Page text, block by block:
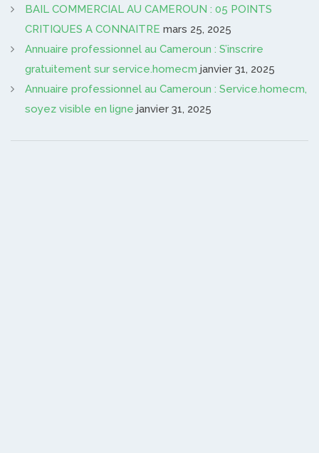
BAIL COMMERCIAL AU CAMEROUN : 05 POINTS
CRITIQUES A CONNAITRE mars 25, 2025
Annuaire professionnel au Cameroun : S’inscrire
gratuitement sur service.homecm janvier 31, 2025
Annuaire professionnel au Cameroun : Service.homecm,
soyez visible en ligne janvier 31, 2025